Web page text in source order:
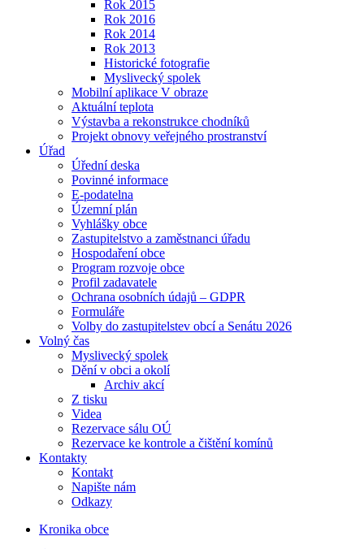
Rok 2015
Rok 2016
Rok 2014
Rok 2013
Historické fotografie
Myslivecký spolek
Mobilní aplikace V obraze
Aktuální teplota
Výstavba a rekonstrukce chodníků
Projekt obnovy veřejného prostranství
Úřad
Úřední deska
Povinné informace
E-podatelna
Územní plán
Vyhlášky obce
Zastupitelstvo a zaměstnanci úřadu
Hospodaření obce
Program rozvoje obce
Profil zadavatele
Ochrana osobních údajů – GDPR
Formuláře
Volby do zastupitelstev obcí a Senátu 2026
Volný čas
Myslivecký spolek
Dění v obci a okolí
Archiv akcí
Z tisku
Videa
Rezervace sálu OÚ
Rezervace ke kontrole a čištění komínů
Kontakty
Kontakt
Napište nám
Odkazy
Kronika obce